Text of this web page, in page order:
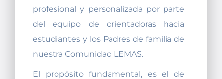
profesional y personalizada por parte
del equipo de orientadoras hacia
estudiantes y los Padres de familia de
nuestra Comunidad LEMAS.
El propósito fundamental, es el de